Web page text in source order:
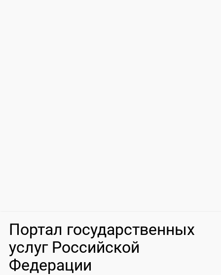
Портал государственных
услуг Российской
Федерации